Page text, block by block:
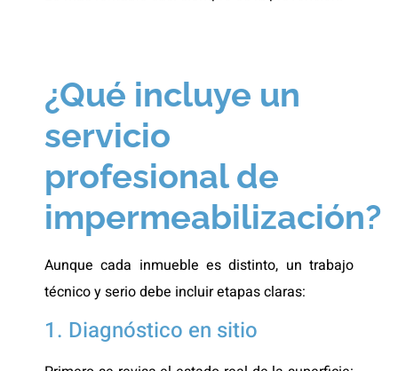
¿Qué incluye un
servicio
profesional de
impermeabilización?
Aunque cada inmueble es distinto, un trabajo
técnico y serio debe incluir etapas claras:
1. Diagnóstico en sitio